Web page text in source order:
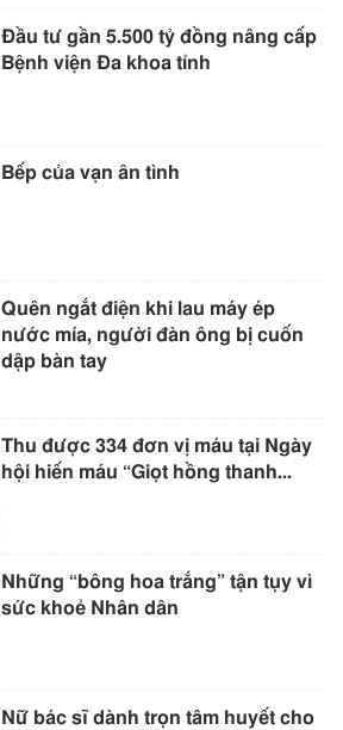
Đầu tư gần 5.500 tỷ đồng nâng cấp
Bệnh viện Đa khoa tỉnh
Bếp của vạn ân tình
Quên ngắt điện khi lau máy ép
nước mía, người đàn ông bị cuốn
dập bàn tay
Thu được 334 đơn vị máu tại Ngày
hội hiến máu “Giọt hồng thanh...
Những “bông hoa trắng” tận tụy vì
sức khoẻ Nhân dân
Nữ bác sĩ dành trọn tâm huyết cho